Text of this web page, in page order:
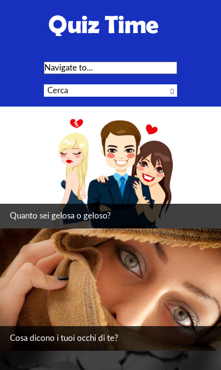
Quanto sei gelosa o geloso?
Cosa dicono i tuoi occhi di te?